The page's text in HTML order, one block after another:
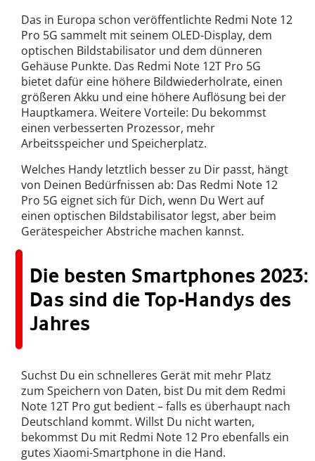
Das in Europa schon veröffentlichte Redmi Note 12
Pro 5G sammelt mit seinem OLED-Display, dem
optischen Bildstabilisator und dem dünneren
Gehäuse Punkte. Das Redmi Note 12T Pro 5G
bietet dafür eine höhere Bildwiederholrate, einen
größeren Akku und eine höhere Auflösung bei der
Hauptkamera. Weitere Vorteile: Du bekommst
einen verbesserten Prozessor, mehr
Arbeitsspeicher und Speicherplatz.
Welches Handy letztlich besser zu Dir passt, hängt
von Deinen Bedürfnissen ab: Das Redmi Note 12
Pro 5G eignet sich für Dich, wenn Du Wert auf
einen optischen Bildstabilisator legst, aber beim
Gerätespeicher Abstriche machen kannst.
Die besten Smartphones 2023:
Das sind die Top-Handys des
Jahres
Suchst Du ein schnelleres Gerät mit mehr Platz
zum Speichern von Daten, bist Du mit dem Redmi
Note 12T Pro gut bedient – falls es überhaupt nach
Deutschland kommt. Willst Du nicht warten,
bekommst Du mit Redmi Note 12 Pro ebenfalls ein
gutes Xiaomi-Smartphone in die Hand.